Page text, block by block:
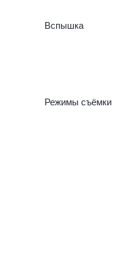
Вспышка
Режимы съёмки